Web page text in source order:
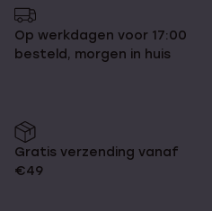
Op werkdagen voor 17:00
besteld, morgen in huis
Gratis verzending vanaf
€49